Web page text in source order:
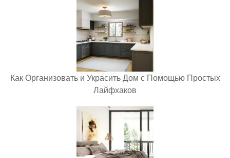
Как Организовать и Украсить Дом с Помощью Простых
Лайфхаков